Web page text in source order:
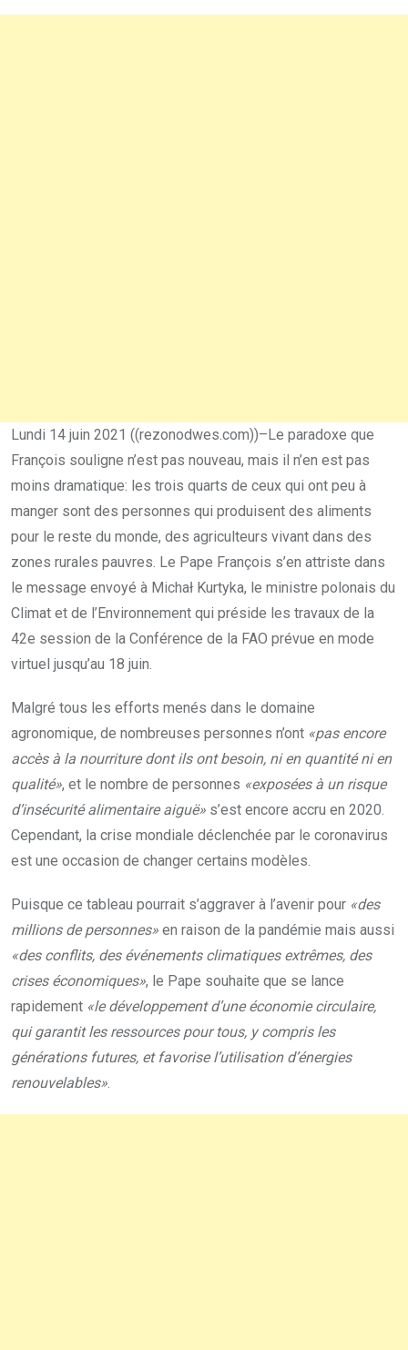
Lundi 14 juin 2021 ((rezonodwes.com))–Le paradoxe que
François souligne n’est pas nouveau, mais il n’en est pas
moins dramatique: les trois quarts de ceux qui ont peu à
manger sont des personnes qui produisent des aliments
pour le reste du monde, des agriculteurs vivant dans des
zones rurales pauvres. Le Pape François s’en attriste dans
le message envoyé à Michał Kurtyka, le ministre polonais du
Climat et de l’Environnement qui préside les travaux de la
42e session de la Conférence de la FAO prévue en mode
virtuel jusqu’au 18 juin.
Malgré tous les efforts menés dans le domaine
agronomique, de nombreuses personnes n’ont «pas encore
accès à la nourriture dont ils ont besoin, ni en quantité ni en
qualité», et le nombre de personnes «exposées à un risque
d’insécurité alimentaire aiguë» s’est encore accru en 2020.
Cependant, la crise mondiale déclenchée par le coronavirus
est une occasion de changer certains modèles.
Puisque ce tableau pourrait s’aggraver à l’avenir pour «des
millions de personnes» en raison de la pandémie mais aussi
«des conflits, des événements climatiques extrêmes, des
crises économiques», le Pape souhaite que se lance
rapidement «le développement d’une économie circulaire,
qui garantit les ressources pour tous, y compris les
générations futures, et favorise l’utilisation d’énergies
renouvelables»